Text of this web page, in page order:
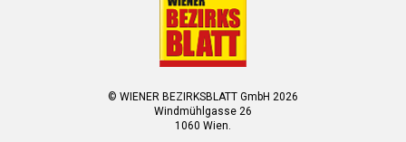
© WIENER BEZIRKSBLATT GmbH 2026
Windmühlgasse 26
1060 Wien.